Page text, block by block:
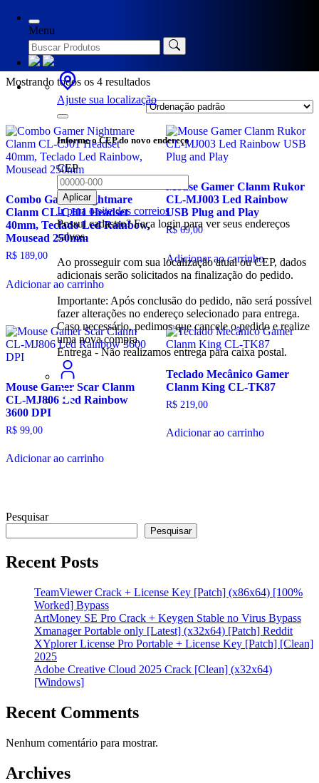
Menu
Ajuste sua localização
Informe o CEP do novo endereço
CEP
Aplicar
Ir para o site dos correios
Possui cadastro? Faça login para ver seus endereços
salvos.
Ao prosseguir com sua localização atual ou CEP, dados
adicionais serão solicitados na finalização do pedido.
Importante: Após conclusão do pedido, não será possível
fazer alterações no endereço selecionado para entrega.
Caso necessário, pedimos que cancele o pedido e realize
uma nova compra.
Entrega - Não realizamos entrega para caixa postal.
durabilidade
Mostrando todos os 4 resultados
Combo Gamer Nightmare
Clanm CL-CJ01 Headset
40mm, Teclado Led Rainbow,
Mousead 250mm
R$ 189,00
Adicionar ao carrinho
Mouse Gamer Clanm Rukor
CL-MJ003 Led Rainbow
USB Plug and Play
R$69,00
Adicionar ao carrinho
Mouse Gamer Scar Clanm
CL-MJ806 Led Rainbow
3600 DPI
R$ 99,00
Adicionar ao carrinho
Teclado Mecânico Gamer
Clanm King CL-TK87
R$219,00
Adicionar ao carrinho
Pesquisar
Pesquisar
Recent Posts
TeamViewer Crack + License Key [Patch] (x86x64) [100%
Worked] Bypass
ArtMoney SE Pro Crack + Keygen Stable no Virus Bypass
Xmanager Portable only [Latest] (x32x64) [Patch] Reddit
XYplorer License Pro Portable + License Key [Patch] [Clean]
2025
Adobe Creative Cloud 2025 Crack [Clean] (x32x64)
[Windows]
Recent Comments
Nenhum comentário para mostrar.
Archives